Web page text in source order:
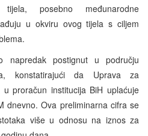
tijela, posebno međunarodne
u okviru ovog tijela s ciljem
napredak postignut u području
konstatirajući da Uprava za
proračun institucija BiH uplaćuje
dnevno. Ova preliminarna cifra se
više u odnosu na iznos za